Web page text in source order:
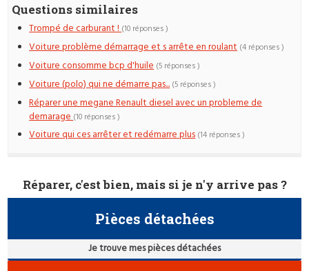
Questions similaires
Trompé de carburant !(10 réponses )
Voiture problème démarrage et s arrête en roulant (4 réponses )
Voiture consomme bcp d'huile (5 réponses )
Voiture (polo) qui ne démarre pas... (5 réponses )
Réparer une megane Renault diesel avec un probleme de
demarage(10 réponses )
Voiture qui ces arrêter et redémarre plus (14 réponses )
Réparer, c'est bien, mais si je n'y arrive pas ?
Pièces détachées
Je trouve mes pièces détachées